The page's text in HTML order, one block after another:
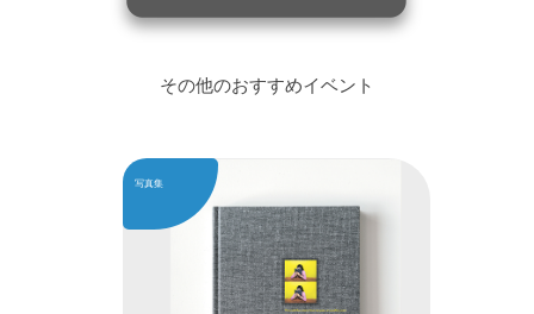
その他のおすすめイベント
写真集